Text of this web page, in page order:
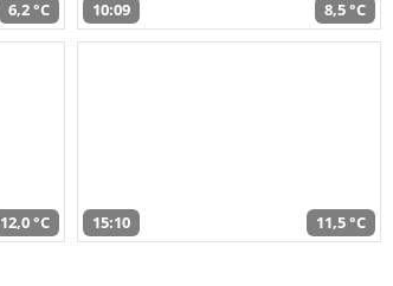
6,2 °C 10:09 8,5 °C
12,0 °C 15:10 11,5 °C